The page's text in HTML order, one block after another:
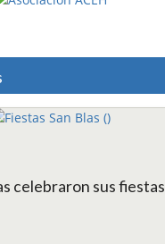
celebraron sus fiestas